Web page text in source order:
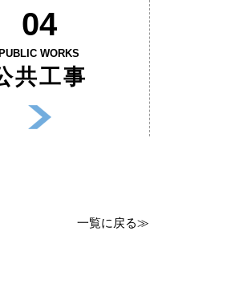
04
PUBLIC WORKS
共工事
一覧に戻る≫